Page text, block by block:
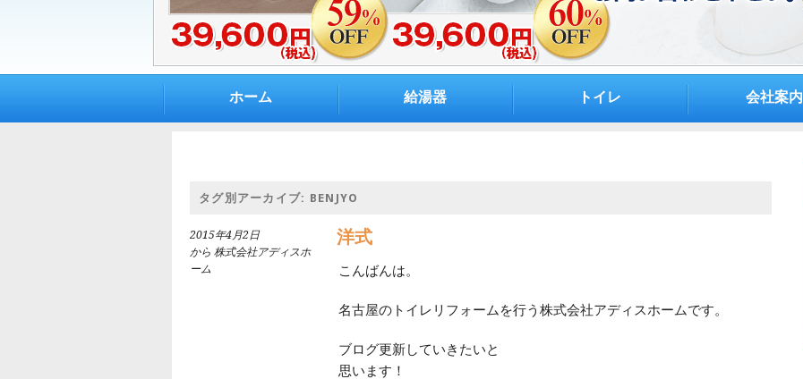
ホーム 給湯器 トイレ 会社案内
タグ別アーカイブ: BENJYO
2015年4月2日
から 株式会社アディスホ
ーム
洋式
こんばんは。
名古屋のトイレリフォームを行う株式会社アディスホームです。
ブログ更新していきたいと
思います！